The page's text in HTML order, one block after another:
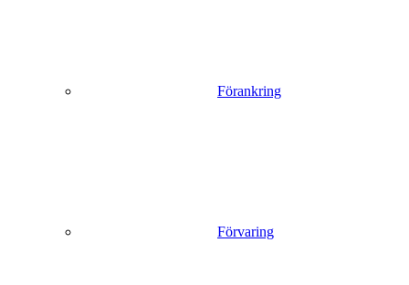
Förankring
Förvaring